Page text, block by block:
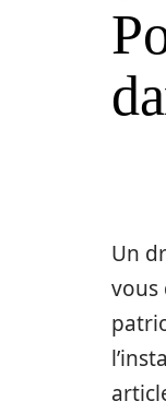
Un
vous